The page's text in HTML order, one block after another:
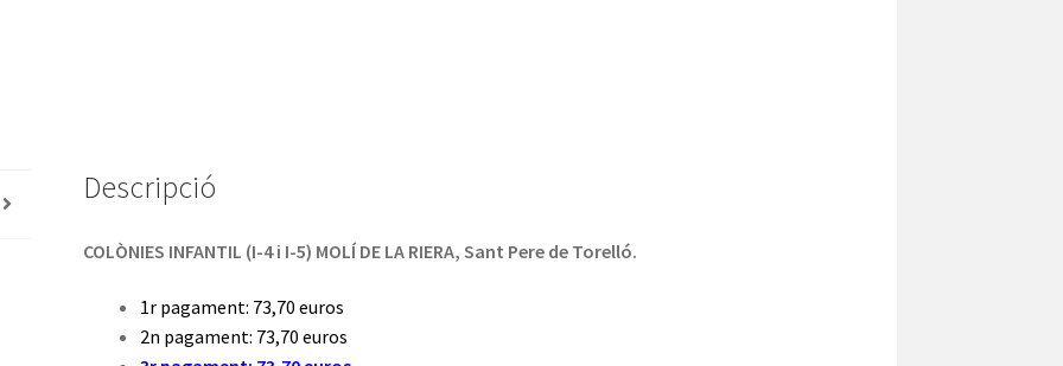
Descripció
COLÒNIES INFANTIL (I-4 i I-5) MOLÍ DE LA RIERA, Sant Pere de Torelló.
1r pagament: 73,70 euros
2n pagament: 73,70 euros